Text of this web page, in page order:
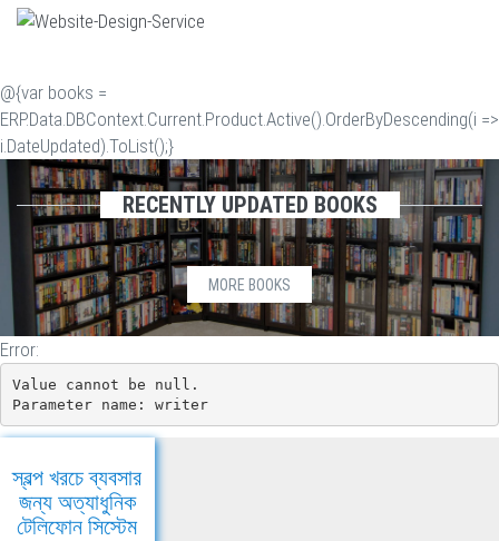
@{var books =
ERP.Data.DBContext.Current.Product.Active().OrderByDescending(i =>
i.DateUpdated).ToList();}
RECENTLY UPDATED BOOKS
MORE BOOKS
Error:
Value cannot be null.
Parameter name: writer
স্বল্প খরচে ব্যবসার
জন্য অত্যাধুনিক
টেলিফোন সিস্টেম